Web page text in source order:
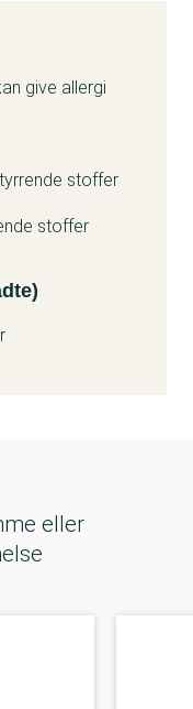
give allergi
stoffer
stoffer
eller